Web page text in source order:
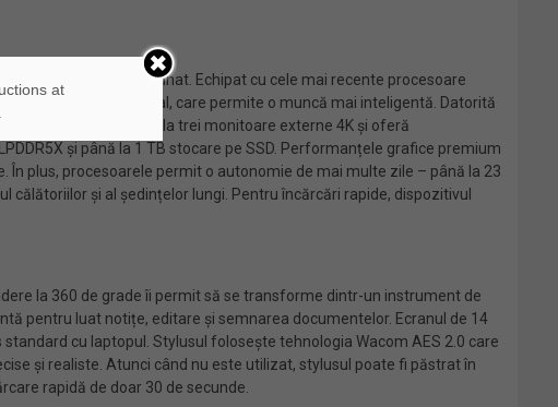
un design mobil și rafinat. Echipat cu cele mai recente procesoare
agentic și multimodal, care permite o muncă mai inteligentă. Datorită
suportă până la trei monitoare externe 4K și oferă
și până la 1 TB stocare pe SSD. Performanțele grafice premium
plus, procesoarele permit o autonomie de mai multe zile – până la 23
călătoriilor și al ședințelor lungi. Pentru încărcări rapide, dispozitivul
la 360 de grade îi permit să se transforme dintr-un instrument de
pentru luat notițe, editare și semnarea documentelor. Ecranul de 14
cu laptopul. Stylusul folosește tehnologia Wacom AES 2.0 care
și realiste. Atunci când nu este utilizat, stylusul poate fi păstrat în
rapidă de doar 30 de secunde.
at